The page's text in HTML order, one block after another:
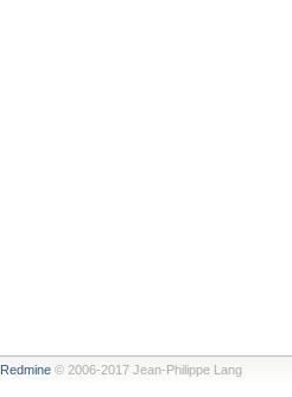
Redmine© 2006-2017 Jean-Philippe Lang